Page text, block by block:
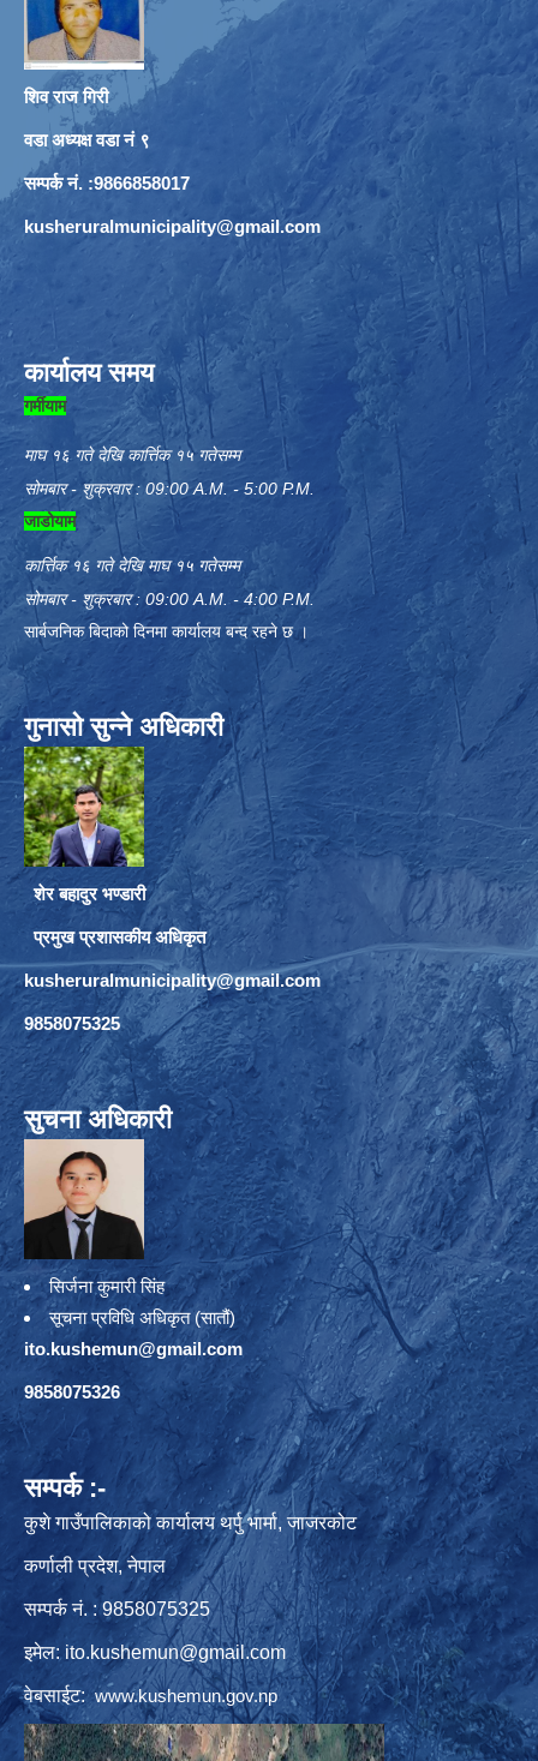
शिव राज गिरी
वडा अध्यक्ष वडा नं ९
सम्पर्क नं. :9866858017
kusheruralmunicipality@gmail.com
कार्यालय समय
गर्मीयाम
माघ १६ गते देखि कार्त्तिक १५ गतेसम्म
सोमबार - शुक्रवार : 09:00 A.M. - 5:00 P.M.
जाडोयाम
कार्त्तिक १६ गते देखि माघ १५ गतेसम्म
सोमबार - शुक्रबार : 09:00 A.M. - 4:00 P.M.
सार्बजनिक बिदाको दिनमा कार्यालय बन्द रहने छ ।
गुनासो सुन्ने अधिकारी
शेर बहादुर भण्डारी
प्रमुख प्रशासकीय अधिकृत
kusheruralmunicipality@gmail.com
9858075325
सुचना अधिकारी
सिर्जना कुमारी सिंह
सूचना प्रविधि अधिकृत (सातौं)
ito.kushemun@gmail.com
9858075326
सम्पर्क :-
कुशे गाउँपालिकाको कार्यालय थर्पु भार्मा, जाजरकोट
कर्णाली प्रदेश, नेपाल
सम्पर्क नं. : 9858075325
इमेल: ito.kushemun@gmail.com
वेबसाईट:www.kushemun.gov.np